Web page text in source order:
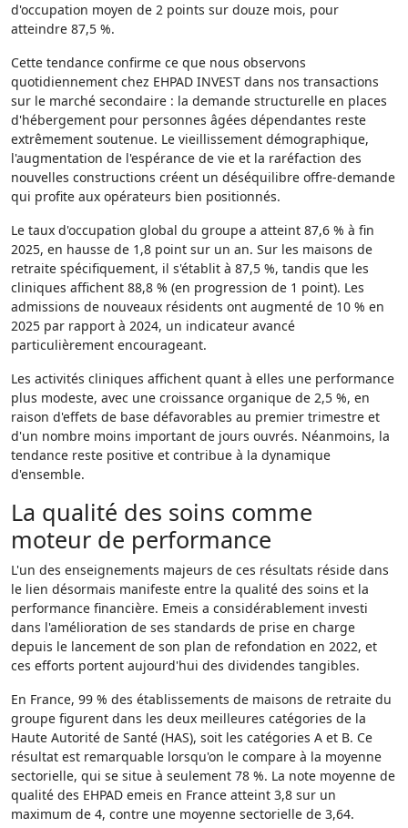
d'occupation moyen de 2 points sur douze mois, pour
atteindre 87,5 %.
Cette tendance confirme ce que nous observons
quotidiennement chez EHPAD INVEST dans nos transactions
sur le marché secondaire : la demande structurelle en places
d'hébergement pour personnes âgées dépendantes reste
extrêmement soutenue. Le vieillissement démographique,
l'augmentation de l'espérance de vie et la raréfaction des
nouvelles constructions créent un déséquilibre offre-demande
qui profite aux opérateurs bien positionnés.
Le taux d'occupation global du groupe a atteint 87,6 % à fin
2025, en hausse de 1,8 point sur un an. Sur les maisons de
retraite spécifiquement, il s'établit à 87,5 %, tandis que les
cliniques affichent 88,8 % (en progression de 1 point). Les
admissions de nouveaux résidents ont augmenté de 10 % en
2025 par rapport à 2024, un indicateur avancé
particulièrement encourageant.
Les activités cliniques affichent quant à elles une performance
plus modeste, avec une croissance organique de 2,5 %, en
raison d'effets de base défavorables au premier trimestre et
d'un nombre moins important de jours ouvrés. Néanmoins, la
tendance reste positive et contribue à la dynamique
d'ensemble.
La qualité des soins comme
moteur de performance
L'un des enseignements majeurs de ces résultats réside dans
le lien désormais manifeste entre la qualité des soins et la
performance financière. Emeis a considérablement investi
dans l'amélioration de ses standards de prise en charge
depuis le lancement de son plan de refondation en 2022, et
ces efforts portent aujourd'hui des dividendes tangibles.
En France, 99 % des établissements de maisons de retraite du
groupe figurent dans les deux meilleures catégories de la
Haute Autorité de Santé (HAS), soit les catégories A et B. Ce
résultat est remarquable lorsqu'on le compare à la moyenne
sectorielle, qui se situe à seulement 78 %. La note moyenne de
qualité des EHPAD emeis en France atteint 3,8 sur un
maximum de 4, contre une moyenne sectorielle de 3,64.